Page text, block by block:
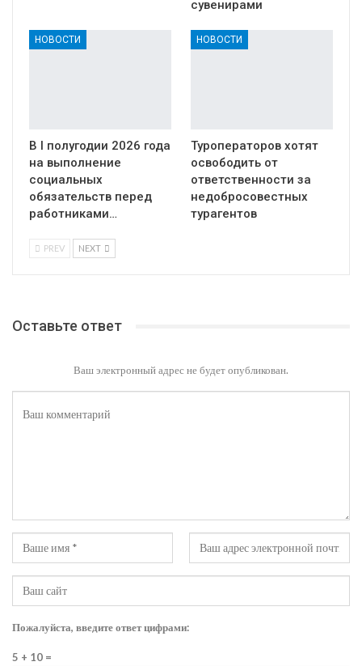
сувенирами
НОВОСТИ
В I полугодии 2026 года
на выполнение
социальных
обязательств перед
работниками…
НОВОСТИ
Туроператоров хотят
освободить от
ответственности за
недобросовестных
турагентов
PREV NEXT
Оставьте ответ
Ваш электронный адрес не будет опубликован.
Пожалуйста, введите ответ цифрами:
5 + 10 =